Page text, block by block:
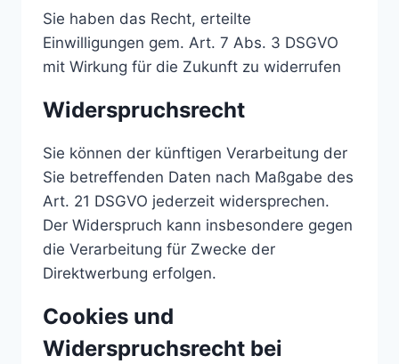
Sie haben das Recht, erteilte
Einwilligungen gem. Art. 7 Abs. 3 DSGVO
mit Wirkung für die Zukunft zu widerrufen
Widerspruchsrecht
Sie können der künftigen Verarbeitung der
Sie betreffenden Daten nach Maßgabe des
Art. 21 DSGVO jederzeit widersprechen.
Der Widerspruch kann insbesondere gegen
die Verarbeitung für Zwecke der
Direktwerbung erfolgen.
Cookies und
Widerspruchsrecht bei